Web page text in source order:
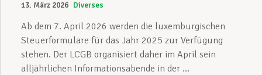
13. März 2026 Diverses
Ab dem 7. April 2026 werden die luxemburgischen
Steuerformulare für das Jahr 2025 zur Verfügung
stehen. Der LCGB organisiert daher im April sein
alljährlichen Informationsabende in der ...